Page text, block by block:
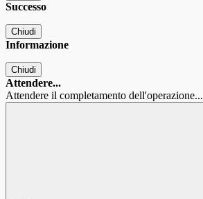
Successo
Chiudi
Informazione
Chiudi
Attendere...
Attendere il completamento dell'operazione...